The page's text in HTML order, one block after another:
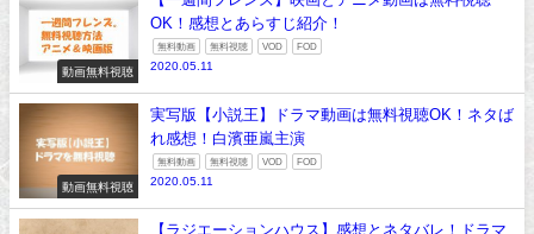
動画無料視聴
OK！感想とあらすじ紹介！
無料動画 無料視聴 VOD FOD
2020.05.11
動画無料視聴
実写版【小説王】ドラマ動画は無料視聴OK！ネタば
れ感想！白濱亜嵐主演
無料動画 無料視聴 VOD FOD
2020.05.11
【ラジエーションハウス】感想とネタバレ！ドラマ